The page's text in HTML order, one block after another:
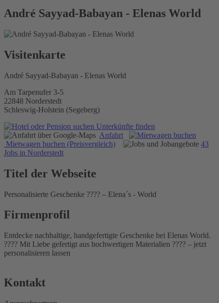
André Sayyad-Babayan - Elenas World
Visitenkarte
André Sayyad-Babayan - Elenas World
Am Tarpenufer 3-5
22848 Norderstedt
Schleswig-Holstein (Segeberg)
Unterkünfte finden
Anfahrt
Mietwagen buchen (Preisvergleich)
43
Jobs in Norderstedt
Titel der Webseite
Personalisierte Geschenke ???? – Elena´s - World
Firmenprofil
Entdecke nachhaltige, handgefertigte Geschenke bei Elenas World.
???? Mit Liebe gefertigt aus hochwertigen Materialien ???? – jetzt
personalisieren lassen
Kontakt